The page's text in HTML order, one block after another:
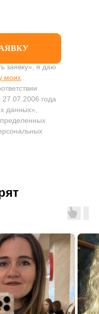
заявку», я даю
моих
года
данных»,